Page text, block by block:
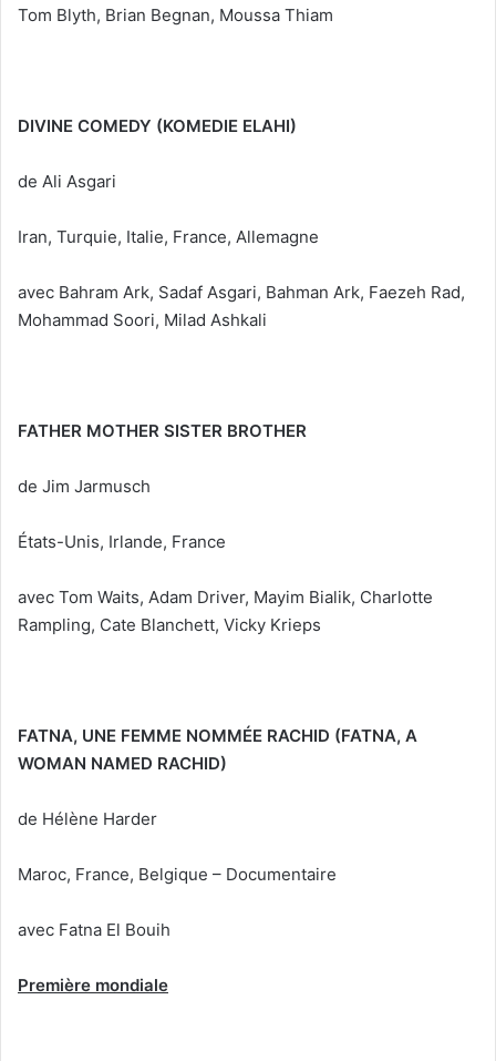
Tom Blyth, Brian Begnan, Moussa Thiam
DIVINE COMEDY (KOMEDIE ELAHI)
de Ali Asgari
Iran, Turquie, Italie, France, Allemagne
avec Bahram Ark, Sadaf Asgari, Bahman Ark, Faezeh Rad,
Mohammad Soori, Milad Ashkali
FATHER MOTHER SISTER BROTHER
de Jim Jarmusch
États-Unis, Irlande, France
avec Tom Waits, Adam Driver, Mayim Bialik, Charlotte
Rampling, Cate Blanchett, Vicky Krieps
FATNA, UNE FEMME NOMMÉE RACHID (FATNA, A
WOMAN NAMED RACHID)
de Hélène Harder
Maroc, France, Belgique – Documentaire
avec Fatna El Bouih
Première mondiale